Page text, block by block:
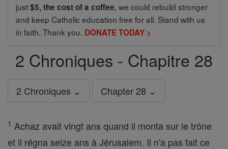
just$5, the cost of a coffee, we could rebuild stronger
and keep Catholic education free for all. Stand with us
in faith. Thank you. DONATE TODAY >
2 Chroniques - Chapitre 28
2 Chroniques ⌄ Chapter 28 ⌄
1 Achaz avait vingt ans quand il monta sur le trône
et il régna seize ans à Jérusalem. Il n'a pas fait ce